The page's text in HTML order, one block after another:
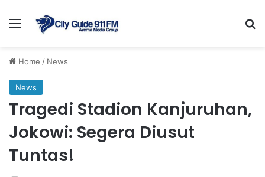
Menu
Home / News
News
Tragedi Stadion Kanjuruhan,
Jokowi: Segera Diusut
Tuntas!